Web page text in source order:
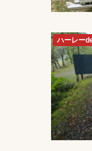
ハーレー